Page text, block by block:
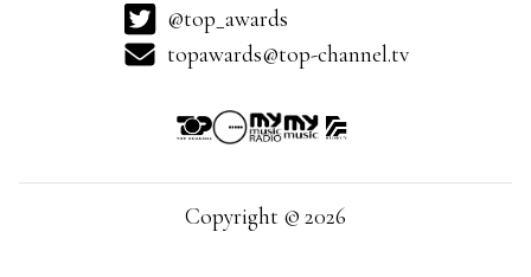
@top_awards
topawards@top-channel.tv
Copyright © 2026